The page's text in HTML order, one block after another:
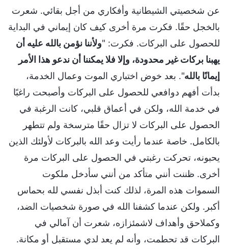
عن شخصيتي الشيطانية وأفكاري من أجل بقائي. شعرت
بالخجل حقًا. فكرت مرة أخرى كيف كان إيماني في البداية
للحصول على البركات. فكرت: "ولأننا نؤمن بالله عليه أن
يهبنا بركات غير محدودة، وإلا فلا يمكننا أن ندعو هذا الأمر
إيمانًا بالله". بعد خوض اختباري الموت وعمال الخدمة،
بدأت أفهم دوافعي للحصول على البركات وأصبحت راغبًا
في خدمة الله، ولكن في أعماق قلبي، كانت الرغبة في
الحصول على البركات لا تزال حقًا مترسخة ولم تتطهر
بالكامل. خاصة عندما رأيت وعد الله بالبركات لأولئك الذين
يحبونه، تحركت رغبتي في الحصول على البركات مرة
أخرى. ظننت أنني متأكد من أنني سأدخل ملكوت
السموات هذه المرة، لذلك كنت أبذل نفسي لله بحماس
أكبر. ولكن عندما كشفنا الله في صورة شخصيات الضد،
وكملاحق وأهداف لاشمئزازه، شعرت أن آمالي في
البركات قد تحطمت، وأنه لم يعد لدي مستقبل أو مكانة.